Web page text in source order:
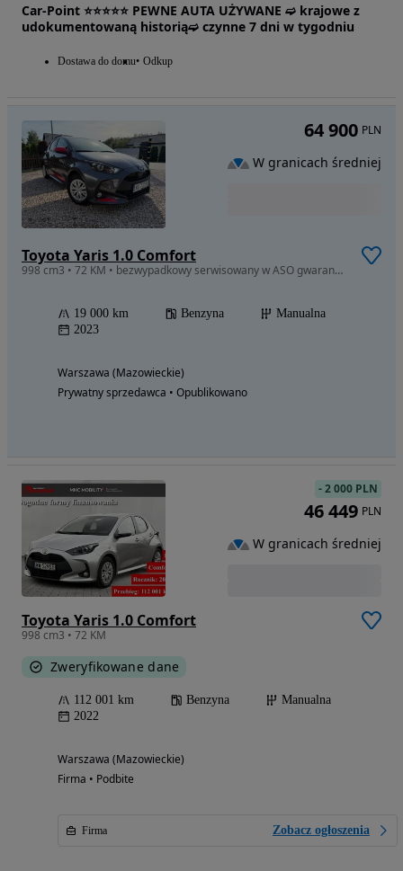
Car-Point ⭐️⭐️⭐️⭐️⭐️ PEWNE AUTA UŻYWANE ➫ krajowe z
udokumentowaną historią➫ czynne 7 dni w tygodniu
Dostawa do domu Odkup
Toyota Yaris 1.0 Comfort
998 cm3 • 72 KM • bezwypadkowy serwisowany w ASO gwarancja fabryczna FV23%
19 000 km Benzyna
Manualna
2023
Warszawa (Mazowieckie)
Prywatny sprzedawca • Opublikowano
64 900 PLN
W granicach średniej
Toyota Yaris 1.0 Comfort
998 cm3 • 72 KM
Zweryfikowane dane
112 001 km Benzyna
Manualna
2022
Warszawa (Mazowieckie)
Firma • Podbite
Firma Zobacz ogłoszenia
-2 000 PLN
46 449 PLN
W granicach średniej